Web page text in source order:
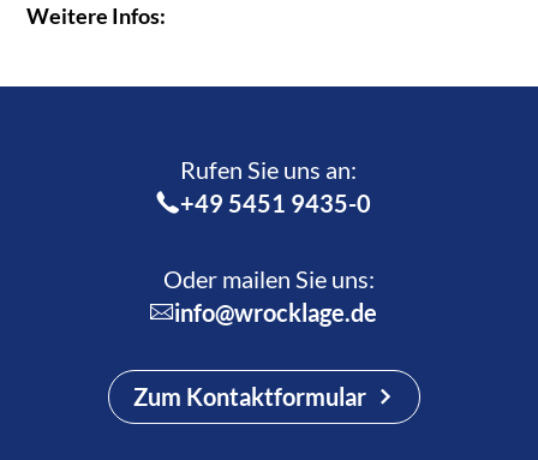
Weitere Infos:
Rufen Sie uns an:­
+49 5451 9435-0
Oder mailen Sie uns:
info@wrocklage.de
Zum Kontaktformular